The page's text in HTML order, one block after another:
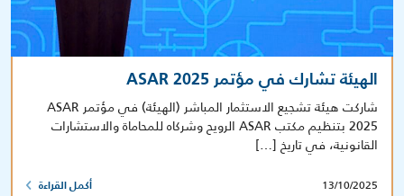
الهيئة تشارك في مؤتمر ASAR 2025
شاركت هيئة تشجيع الاستثمار المباشر (الهيئة) في مؤتمر ASAR
2025 بتنظيم مكتب ASAR الرويح وشركاه للمحاماة والاستشارات
القانونية، في تاريخ […]
13/10/2025 أكمل القراءة